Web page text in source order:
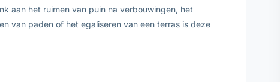
aan het ruimen van puin na verbouwingen, het
van paden of het egaliseren van een terras is deze